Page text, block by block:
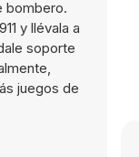
bombero.
y llévala a
soporte
juegos de